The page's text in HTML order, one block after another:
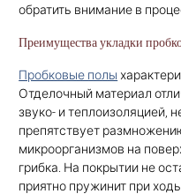
обратить внимание в
Преимущества укладки
Пробковые полы
Отделочный материал
звуко- и теплоизоляцией,
препятствует
микроорганизмов на
грибка. На покрытии не
приятно пружинит при